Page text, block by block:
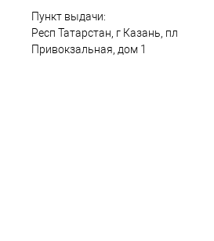
Пункт выдачи:
Респ Татарстан, г Казань, пл
Привокзальная, дом 1